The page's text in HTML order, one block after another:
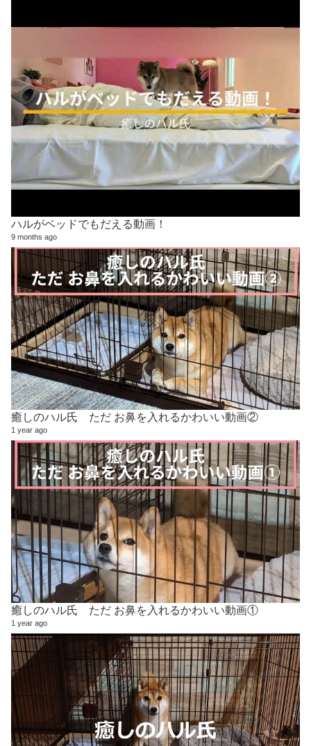
ハルがベッドでもだえる動画！
9 months ago
癒しのハル氏 ただ お鼻を入れるかわいい動画②
1 year ago
癒しのハル氏 ただ お鼻を入れるかわいい動画①
1 year ago